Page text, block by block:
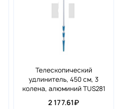
Телескопический
удлинитель, 450 см, 3
колена, алюминий TUS281
2 177.61₽